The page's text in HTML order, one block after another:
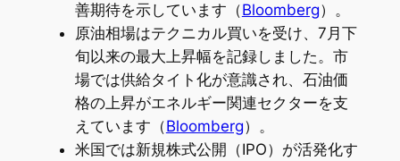
善期待を示しています（Bloomberg）。
原油相場はテクニカル買いを受け、7月下
旬以来の最大上昇幅を記録しました。市
場では供給タイト化が意識され、石油価
格の上昇がエネルギー関連セクターを支
えています（Bloomberg）。
米国では新規株式公開（IPO）が活発化す